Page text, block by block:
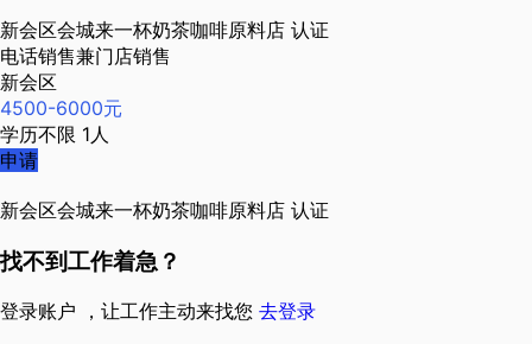
新会区会城来一杯奶茶咖啡原料店 认证
电话销售兼门店销售
新会区
4500-6000元
学历不限 1人
申请
新会区会城来一杯奶茶咖啡原料店 认证
找不到工作着急？
登录账户 ，让工作主动来找您 去登录